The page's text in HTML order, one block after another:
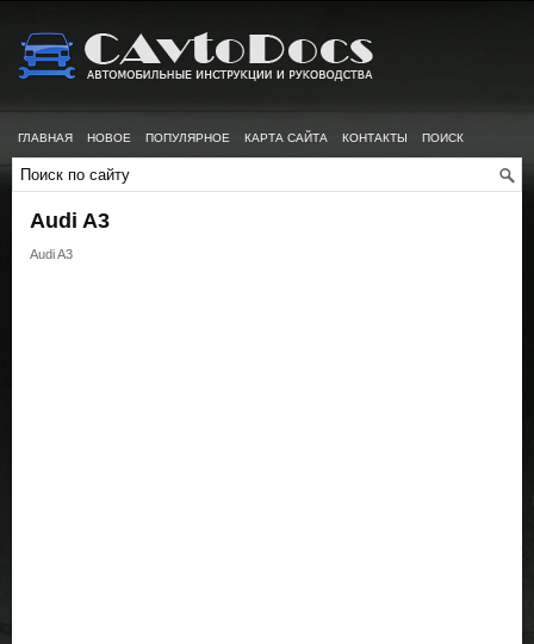
ГЛАВНАЯ НОВОЕ ПОПУЛЯРНОЕ КАРТА САЙТА КОНТАКТЫ ПОИСК
Audi A3
Audi A3